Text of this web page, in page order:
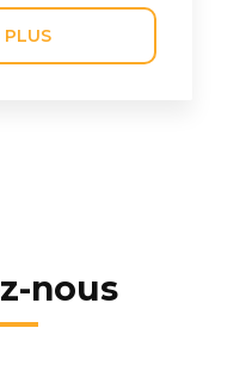
PLUS
nous